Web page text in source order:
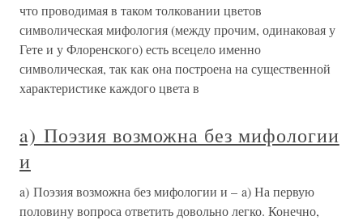
что проводимая в таком толковании цветов
символическая мифология (между прочим, одинаковая у
Гете и у Флоренского) есть всецело именно
символическая, так как она построена на существенной
характеристике каждого цвета в
a) Поэзия возможна без мифологии
и
a) Поэзия возможна без мифологии и – a) На первую
половину вопроса ответить довольно легко. Конечно,